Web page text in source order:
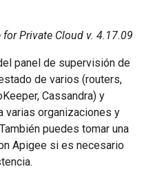
for Private Cloud v. 4.17.09
panel de supervisión de
de varios (routers,
Cassandra) y
varias organizaciones y
puedes tomar una
Apigee si es necesario